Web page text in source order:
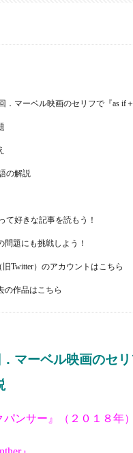
．マーベル映画のセリフで『as if
の解説
て好きな記事を読もう！
問題にも挑戦しよう！
旧Twitter）のアカウントはこちら
の作品はこちら
．マーベル映画のセ
パンサー』（２０１８年